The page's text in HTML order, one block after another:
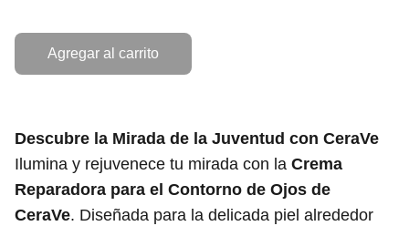
Agregar al carrito
Descubre la Mirada de la Juventud con CeraVe
Ilumina y rejuvenece tu mirada con la Crema
Reparadora para el Contorno de Ojos de
CeraVe. Diseñada para la delicada piel alrededor